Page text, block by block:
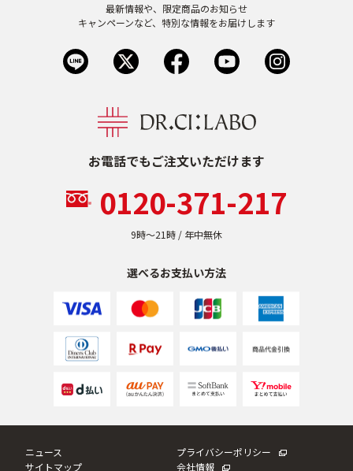
お電話でもご注文いただけます
0120-371-217
9時〜21時 / 年中無休
選べるお支払い方法
最新情報や、限定商品のお知らせ
キャンペーンなど、特別な情報をお届けします
ニュース
サイトマップ
プライバシーポリシー
会社情報